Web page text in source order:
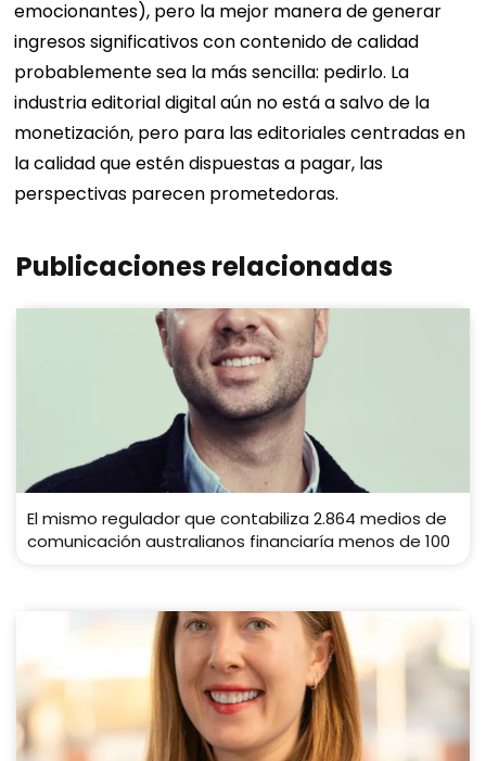
emocionantes), pero la mejor manera de generar
ingresos significativos con contenido de calidad
probablemente sea la más sencilla: pedirlo. La
industria editorial digital aún no está a salvo de la
monetización, pero para las editoriales centradas en
la calidad que estén dispuestas a pagar, las
perspectivas parecen prometedoras.
Publicaciones relacionadas
El mismo regulador que contabiliza 2.864 medios de
comunicación australianos financiaría menos de 100